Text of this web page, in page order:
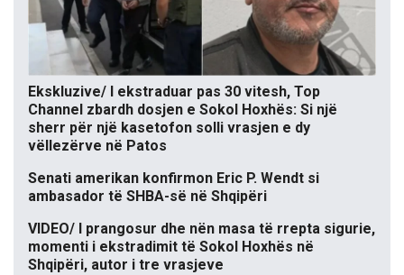
Ekskluzive/ I ekstraduar pas 30 vitesh, Top
Channel zbardh dosjen e Sokol Hoxhës: Si një
sherr për një kasetofon solli vrasjen e dy
vëllezërve në Patos
Senati amerikan konfirmon Eric P. Wendt si
ambasador të SHBA-së në Shqipëri
VIDEO/ I prangosur dhe nën masa të rrepta sigurie,
momenti i ekstradimit të Sokol Hoxhës në
Shqipëri, autor i tre vrasjeve